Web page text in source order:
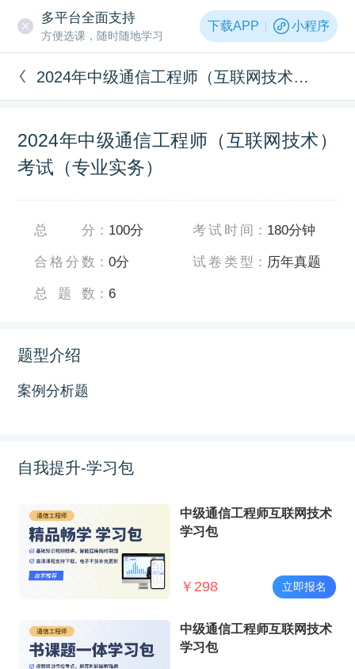
多平台全面支持
方便选课，随时随地学习
下载APP 小程序
2024年中级通信工程师（互联网技术）考试（专业实务）
2024年中级通信工程师（互联网技术）
考试（专业实务）
总分 ： 100分
合格分数 ：0分
总题数 ：6
考试时间 ： 180分钟
试卷类型 ： 历年真题
题型介绍
案例分析题
自我提升-学习包
中级通信工程师互联网技术
学习包
￥ 298 立即报名
中级通信工程师互联网技术
学习包